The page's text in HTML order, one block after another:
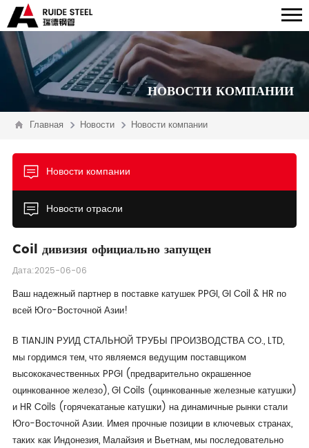
НОВОСТИ КОМПАНИИ
Главная Новости Новости компании
Новости компании
Новости отрасли
Coil дивизия официально запущен
Дата:2025-06-06
Ваш надежный партнер в поставке катушек PPGI, GI Coil & HR по
всей Юго-Восточной Азии!
В TIANJIN РУИД СТАЛЬНОЙ ТРУБЫ ПРОИЗВОДСТВА CO., LTD,
мы гордимся тем, что являемся ведущим поставщиком
высококачественных PPGI (предварительно окрашенное
оцинкованное железо), GI Coils (оцинкованные железные катушки)
и HR Coils (горячекатаные катушки) на динамичные рынки стали
Юго-Восточной Азии. Имея прочные позиции в ключевых странах,
таких как Индонезия, Малайзия и Вьетнам, мы последовательно